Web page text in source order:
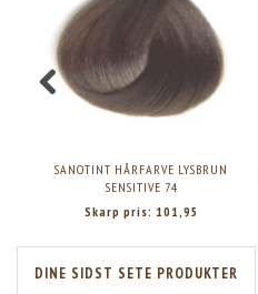
SANOTINT HÅRFARVE LYSBRUN
SENSITIVE 74
Skarp pris: 101,95
DINE SIDST SETE PRODUKTER